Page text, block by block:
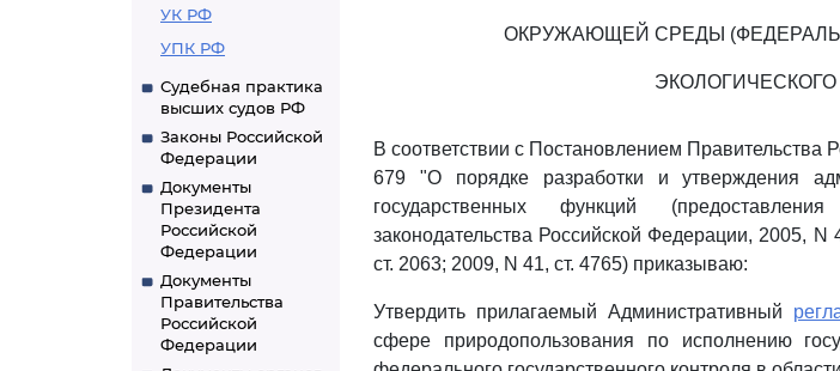
УК РФ
УПК РФ
Судебная практика
высших судов РФ
Законы Российской
Федерации
Документы
Президента
Российской
Федерации
Документы
Правительства
Российской
Федерации
ОКРУЖАЮЩЕЙ СРЕДЫ
В соответствии с Постановлением Правительства
679 "О порядке разработки и утверждения
государственных функций
законодательства Российской Федерации, 2005,
ст. 2063; 2009, N 41, ст. 4765) приказываю:
Утвердить прилагаемый Административный
сфере природопользования по исполнению